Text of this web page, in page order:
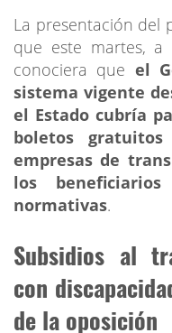
La presentación del
que este martes, a
conociera que el
sistema vigente
el Estado cubría
boletos
empresas de
los
normativas.
Subsidios al
con
de la oposición